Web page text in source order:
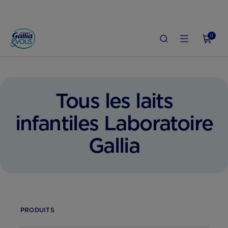
0
Tous les laits
infantiles Laboratoire
Gallia
PRODUITS